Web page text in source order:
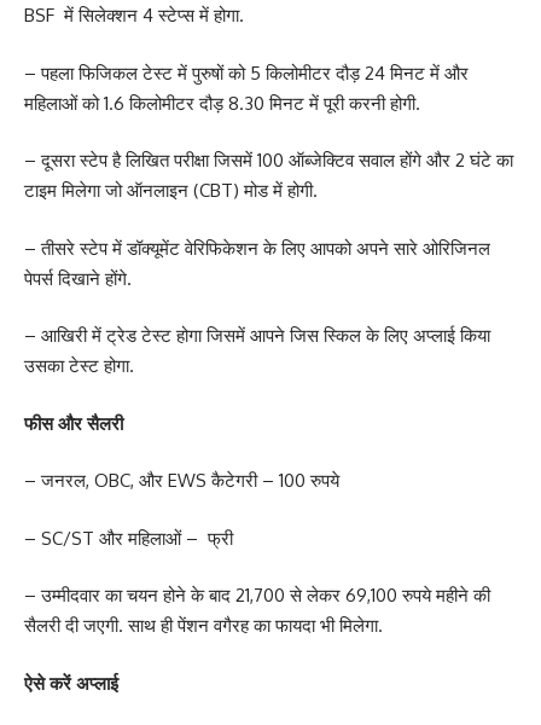
BSF में सिलेक्शन 4 स्टेप्स में होगा.
– पहला फिजिकल टेस्ट में पुरुषों को 5 किलोमीटर दौड़ 24 मिनट में और
महिलाओं को 1.6 किलोमीटर दौड़ 8.30 मिनट में पूरी करनी होगी.
– दूसरा स्टेप है लिखित परीक्षा जिसमें 100 ऑब्जेक्टिव सवाल होंगे और 2 घंटे का
टाइम मिलेगा जो ऑनलाइन (CBT) मोड में होगी.
– तीसरे स्टेप में डॉक्यूमेंट वेरिफिकेशन के लिए आपको अपने सारे ओरिजिनल
पेपर्स दिखाने होंगे.
– आखिरी में ट्रेड टेस्ट होगा जिसमें आपने जिस स्किल के लिए अप्लाई किया
उसका टेस्ट होगा.
फीस और सैलरी
– जनरल, OBC, और EWS कैटेगरी – 100 रुपये
– SC/ST और महिलाओं – फ्री
– उम्मीदवार का चयन होने के बाद 21,700 से लेकर 69,100 रुपये महीने की
सैलरी दी जएगी. साथ ही पेंशन वगैरह का फायदा भी मिलेगा.
ऐसे करें अप्लाई